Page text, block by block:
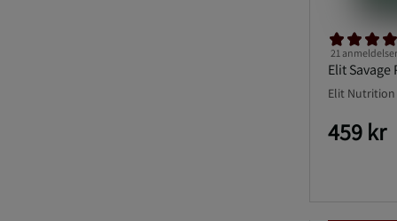
Elit Savage
21 anmeldelser
Elit Nutrition
459 kr